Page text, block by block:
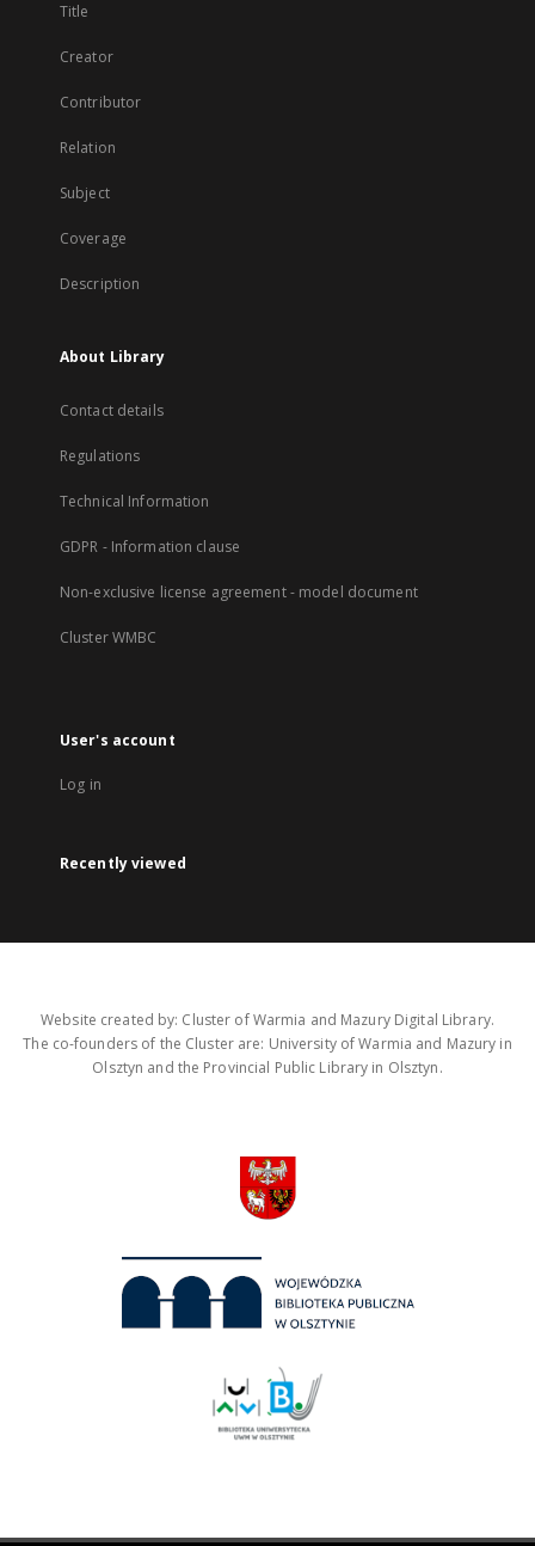
Title
Creator
Contributor
Relation
Subject
Coverage
Description
About Library
Contact details
Regulations
Technical Information
GDPR - Information clause
Non-exclusive license agreement - model document
Cluster WMBC
User's account
Log in
Recently viewed
Website created by: Cluster of Warmia and Mazury Digital Library.
The co-founders of the Cluster are: University of Warmia and Mazury in
Olsztyn and the Provincial Public Library in Olsztyn.